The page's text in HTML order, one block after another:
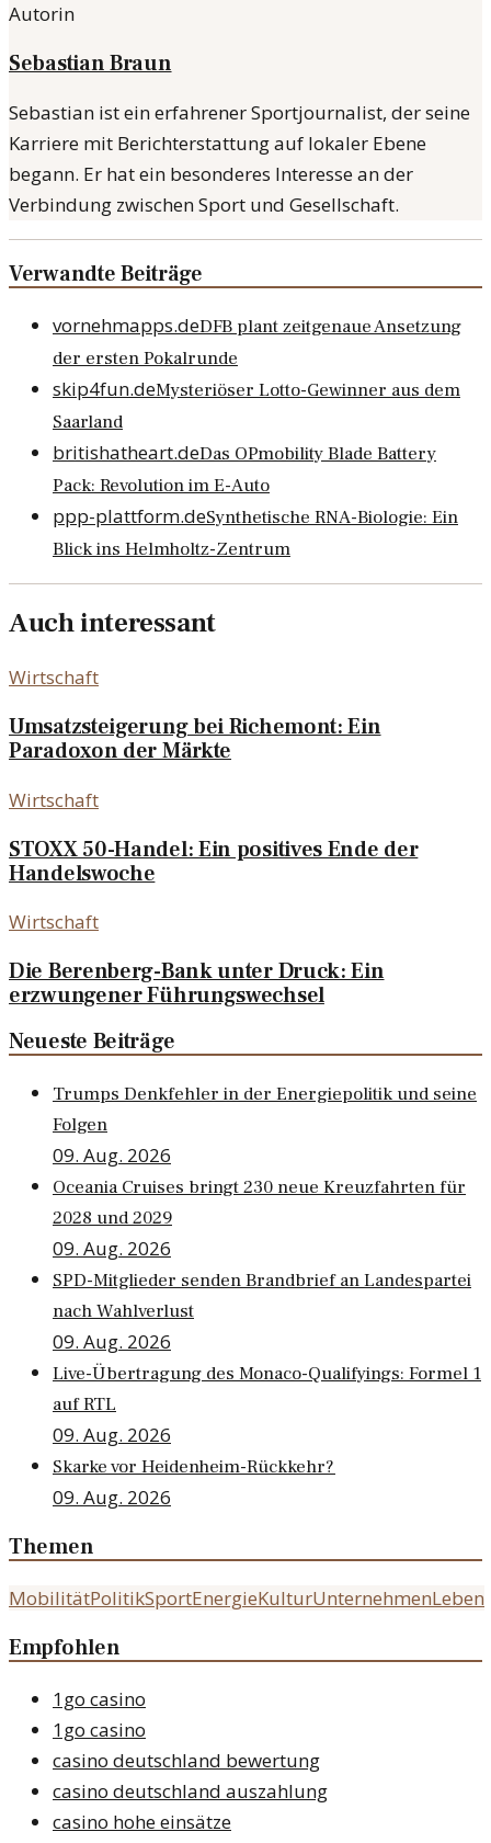
Autorin
Sebastian Braun
Sebastian ist ein erfahrener Sportjournalist, der seine
Karriere mit Berichterstattung auf lokaler Ebene
begann. Er hat ein besonderes Interesse an der
Verbindung zwischen Sport und Gesellschaft.
Verwandte Beiträge
vornehmapps.deDFB plant zeitgenaue Ansetzung
der ersten Pokalrunde
skip4fun.deMysteriöser Lotto-Gewinner aus dem
Saarland
britishatheart.deDas OPmobility Blade Battery
Pack: Revolution im E-Auto
ppp-plattform.deSynthetische RNA-Biologie: Ein
Blick ins Helmholtz-Zentrum
Auch interessant
Wirtschaft
Umsatzsteigerung bei Richemont: Ein
Paradoxon der Märkte
Wirtschaft
STOXX 50-Handel: Ein positives Ende der
Handelswoche
Wirtschaft
Die Berenberg-Bank unter Druck: Ein
erzwungener Führungswechsel
Neueste Beiträge
Trumps Denkfehler in der Energiepolitik und seine
Folgen
09. Aug. 2026
Oceania Cruises bringt 230 neue Kreuzfahrten für
2028 und 2029
09. Aug. 2026
SPD-Mitglieder senden Brandbrief an Landespartei
nach Wahlverlust
09. Aug. 2026
Live-Übertragung des Monaco-Qualifyings: Formel 1
auf RTL
09. Aug. 2026
Skarke vor Heidenheim-Rückkehr?
09. Aug. 2026
Themen
MobilitätPolitikSportEnergieKulturUnternehmenLeben
Empfohlen
1go casino
1go casino
casino deutschland bewertung
casino deutschland auszahlung
casino hohe einsätze